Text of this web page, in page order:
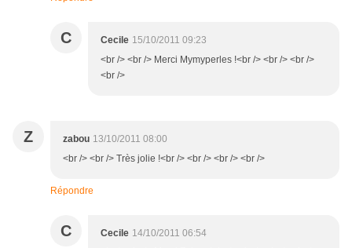
C Cecile 15/10/2011 09:23
<br /> <br /> Merci Mymyperles !<br /> <br /> <br />
<br />
Z zabou 13/10/2011 08:00
<br /> <br /> Très jolie !<br /> <br /> <br /> <br />
Répondre
C Cecile 14/10/2011 06:54